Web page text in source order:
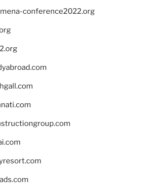
conference2022.org